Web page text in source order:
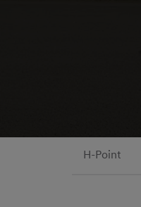
H-Point